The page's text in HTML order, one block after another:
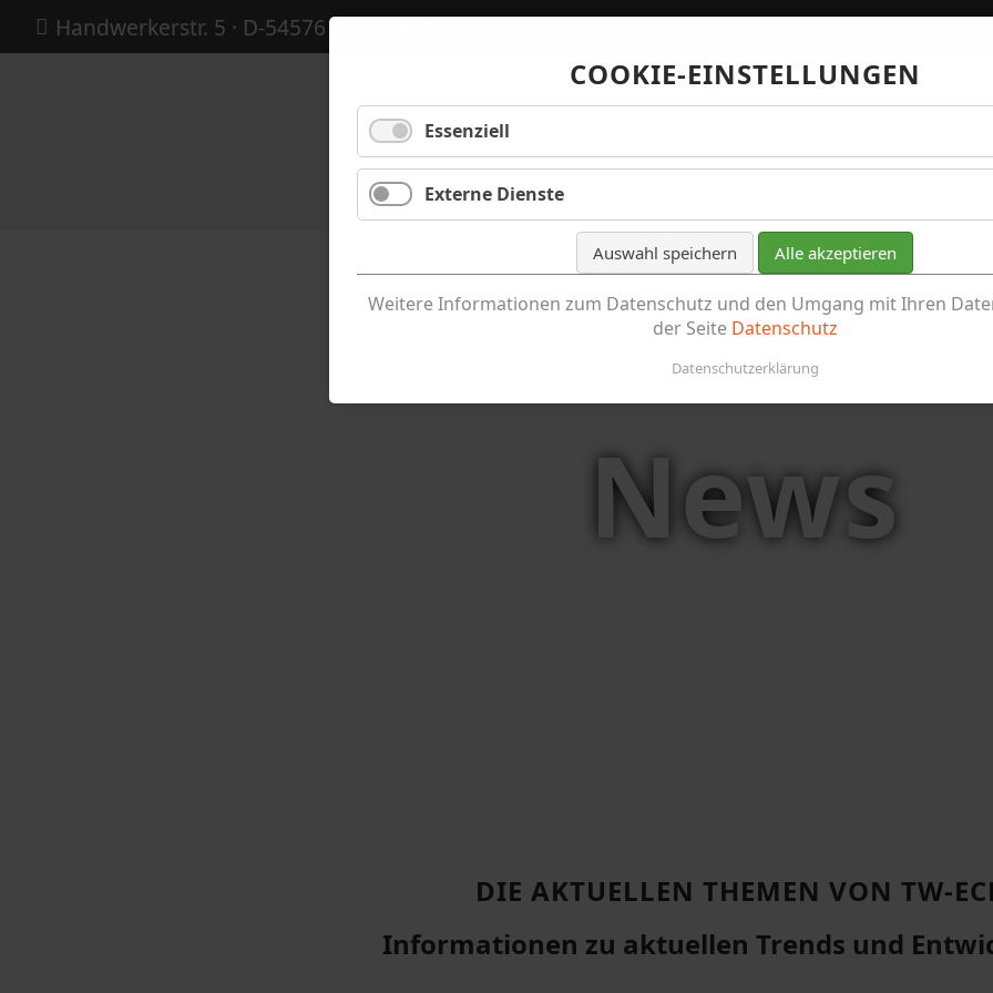
Handwerkerstr. 5 · D-54576 Hillesheim
News
DIE AKTUELLEN THEMEN VON TW-
Informationen zu aktuellen Trends und
COOKIE-EINSTELLUNGEN
Essenziell
Externe Dienste
Auswahl speichern Alle akzeptieren
Weitere Informationen zum Datenschutz und den Umgang mit Ihren
der Seite Datenschutz
Datenschutzerklärung